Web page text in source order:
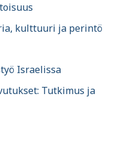
kulttuuri ja perintö
Israelissa
Tutkimus ja